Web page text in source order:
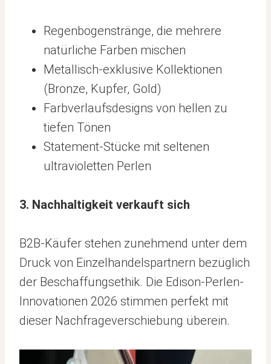
Regenbogenstränge, die mehrere
natürliche Farben mischen
Metallisch-exklusive Kollektionen
(Bronze, Kupfer, Gold)
Farbverlaufsdesigns von hellen zu
tiefen Tönen
Statement-Stücke mit seltenen
ultravioletten Perlen
3. Nachhaltigkeit verkauft sich
B2B-Käufer stehen zunehmend unter dem
Druck von Einzelhandelspartnern bezüglich
der Beschaffungsethik. Die Edison-Perlen-
Innovationen 2026 stimmen perfekt mit
dieser Nachfrageverschiebung überein.